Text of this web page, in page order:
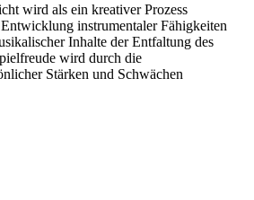
wird als ein kreativer Prozess
instrumentaler Fähigkeiten
Inhalte der Entfaltung des
wird durch die
Stärken und Schwächen